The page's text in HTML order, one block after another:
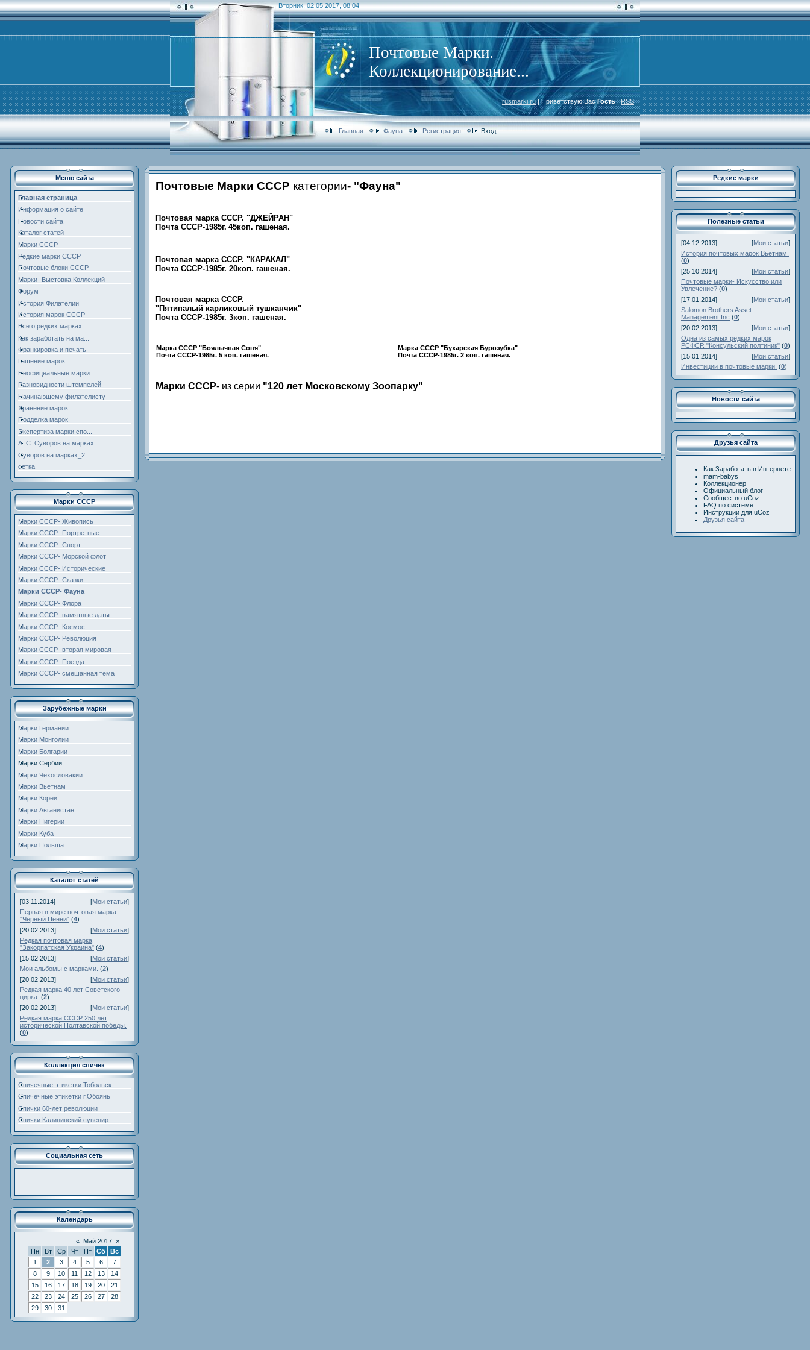
Вторник, 02.05.2017, 08:04
Почтовые Марки.
Коллекционирование...
rusmarki.ru| Приветствую ВасГость|RSS
Главная Фауна Регистрация Вход
Меню сайта
Главная страница
Информация о сайте
Новости сайта
Каталог статей
Марки СССР
Редкие марки СССР
Почтовые блоки СССР
Марки- Выстовка Коллекций
Форум
История Филателии
История марок СССР
Все о редких марках
Как заработать на ма...
Франкировка и печать
Гашение марок
Неофицеальные марки
Разновидности штемпелей
Начинающему филателисту
Хранение марок
Подделка марок
Экспертиза марки спо...
А. С. Суворов на марках
Суворов на марках_2
сетка
Марки СССР
Марки СССР- Живопись
Марки СССР- Портретные
Марки СССР- Спорт
Марки СССР- Морской флот
Марки СССР- Исторические
Марки СССР- Сказки
Марки СССР- Фауна
Марки СССР- Флора
Марки СССР- памятные даты
Марки СССР- Космос
Марки СССР- Революция
Марки СССР- вторая мировая
Марки СССР- Поезда
Марки СССР- смешанная тема
Зарубежные марки
Марки Германии
Марки Монголии
Марки Болгарии
Марки Сербии
Марки Чехословакии
Марки Вьетнам
Марки Кореи
Марки Авганистан
Марки Нигерии
Марки Куба
Марки Польша
Каталог статей
[03.11.2014] [Мои статьи]
Первая в мире почтовая марка
"Черный Пенни" (4)
[20.02.2013]
[Мои статьи]
Редкая почтовая марка
"Закорпатская Украина" (4)
[15.02.2013]
[Мои статьи]
Мои альбомы с марками. (2)
[20.02.2013]
[Мои статьи]
Редкая марка 40 лет Советского
цирка. (2)
[20.02.2013]
[Мои статьи]
Редкая марка СССР 250 лет
исторической Полтавской победы.
(0)
Коллекция спичек
Спичечные этикетки Тобольск
Спичечные этикетки г.Обоянь
Спички 60-лет революции
Спички Калининский сувенир
Социальная сеть
Календарь
« Май 2017 »
Пн
Вт Ср Чт Пт Сб
Вс
1
2 3 4 5 6
7
8
9 10 11 12 13
14
15
16 17 18 19 20
21
22
23 24 25 26 27
28
29
30 31
Почтовые Марки СССР категории- "Фауна"
Почтовая марка СССР. "ДЖЕЙРАН"
Почта СССР-1985г. 45коп. гашеная.
Почтовая марка СССР. "КАРАКАЛ"
Почта СССР-1985г. 20коп. гашеная.
Почтовая марка СССР.
"Пятипалый карликовый тушканчик"
Почта СССР-1985г. 3коп. гашеная.
Марка СССР "Боялычная Соня"
Почта СССР-1985г. 5 коп. гашеная.
Марка СССР "Бухарская Бурозубка"
Почта СССР-1985г. 2 коп. гашеная.
Марки СССР- из серии "120 лет Московскому Зоопарку"
Редкие марки
Полезные статьи
[04.12.2013] [Мои статьи]
История почтовых марок Вьетнам.
(0)
[25.10.2014]
[Мои статьи]
Почтовые марки- Искусство или
Увлечение? (0)
[17.01.2014]
[Мои статьи]
Salomon Brothers Asset
Management Inc (0)
[20.02.2013]
[Мои статьи]
Одна из самых редких марок
РСФСР. "Консульский полтиник" (0)
[15.01.2014]
[Мои статьи]
Инвестиции в почтовые марки. (0)
Новости сайта
Друзья сайта
Как Заработать в Интернете
mam-babys
Коллекционер
Официальный блог
Сообщество uCoz
FAQ по системе
Инструкции для uCoz
Друзья сайта